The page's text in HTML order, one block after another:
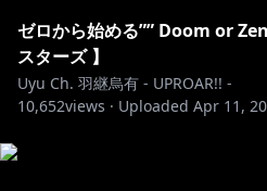
ゼロから始める”” Doom or
スターズ 】
Uyu Ch. 羽継烏有 - UPROAR!! -
10,652views · Uploaded Apr 11,